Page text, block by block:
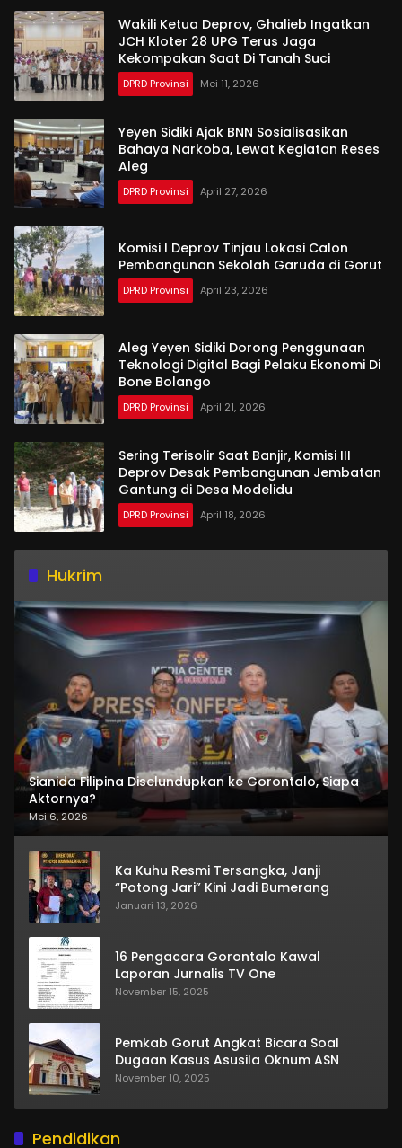
Wakili Ketua Deprov, Ghalieb Ingatkan
JCH Kloter 28 UPG Terus Jaga
Kekompakan Saat Di Tanah Suci
DPRD Provinsi Mei 11, 2026
Yeyen Sidiki Ajak BNN Sosialisasikan
Bahaya Narkoba, Lewat Kegiatan Reses
Aleg
DPRD Provinsi April 27, 2026
Komisi I Deprov Tinjau Lokasi Calon
Pembangunan Sekolah Garuda di Gorut
DPRD Provinsi April 23, 2026
Aleg Yeyen Sidiki Dorong Penggunaan
Teknologi Digital Bagi Pelaku Ekonomi Di
Bone Bolango
DPRD Provinsi April 21, 2026
Sering Terisolir Saat Banjir, Komisi III
Deprov Desak Pembangunan Jembatan
Gantung di Desa Modelidu
DPRD Provinsi April 18, 2026
Hukrim
Sianida Filipina Diselundupkan ke Gorontalo, Siapa
Aktornya?
Mei 6, 2026
Ka Kuhu Resmi Tersangka, Janji
“Potong Jari” Kini Jadi Bumerang
Januari 13, 2026
16 Pengacara Gorontalo Kawal
Laporan Jurnalis TV One
November 15, 2025
Pemkab Gorut Angkat Bicara Soal
Dugaan Kasus Asusila Oknum ASN
November 10, 2025
Pendidikan